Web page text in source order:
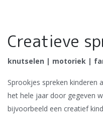
Creatieve
knutselen | motoriek |
Sprookjes spreken kinderen
het hele jaar door gegeven
bijvoorbeeld een creatief